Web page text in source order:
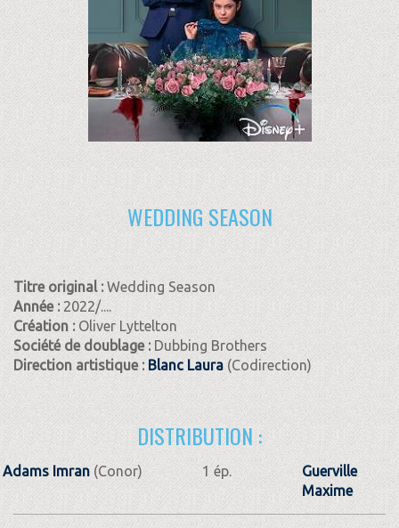
WEDDING SEASON
Titre original :Wedding Season
Année : 2022/....
Création : Oliver Lyttelton
Société de doublage :Dubbing Brothers
Direction artistique : Blanc Laura(Codirection)
DISTRIBUTION :
Adams Imran(Conor) 1 ép.
Guerville
Maxime